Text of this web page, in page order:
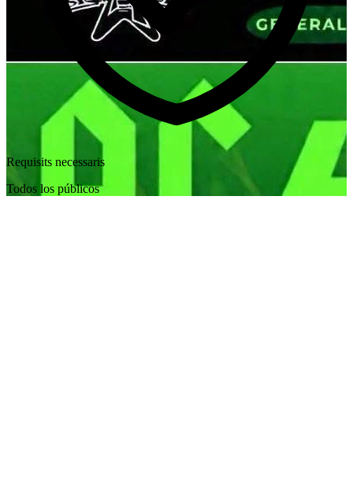
Requisits necessaris
Todos los públicos